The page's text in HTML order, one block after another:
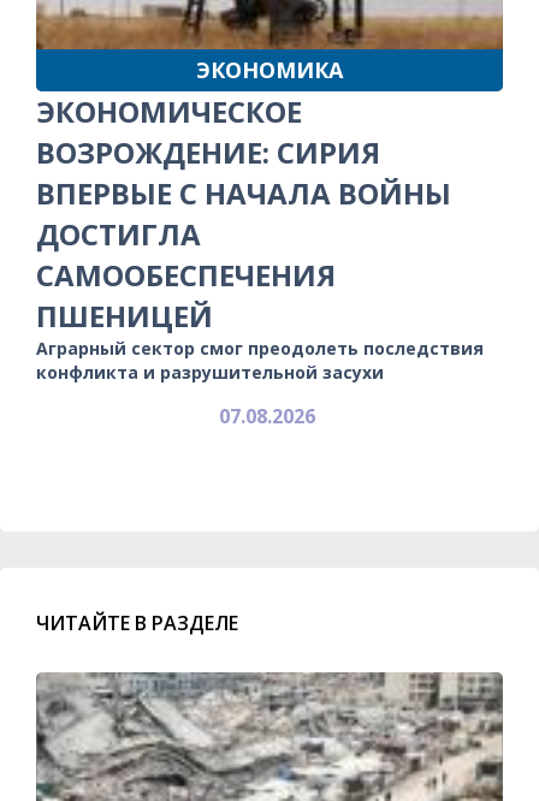
ЭКОНОМИКА
ЭКОНОМИЧЕСКОЕ
ВОЗРОЖДЕНИЕ: СИРИЯ
ВПЕРВЫЕ С НАЧАЛА ВОЙНЫ
ДОСТИГЛА
САМООБЕСПЕЧЕНИЯ
ПШЕНИЦЕЙ
Аграрный сектор смог преодолеть последствия
конфликта и разрушительной засухи
07.08.2026
ЧИТАЙТЕ В РАЗДЕЛЕ